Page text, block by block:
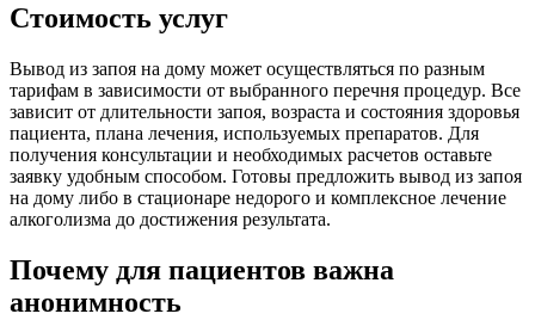
Стоимость услуг
Вывод из запоя на дому может осуществляться по разным
тарифам в зависимости от выбранного перечня процедур. Все
зависит от длительности запоя, возраста и состояния здоровья
пациента, плана лечения, используемых препаратов. Для
получения консультации и необходимых расчетов оставьте
заявку удобным способом. Готовы предложить вывод из запоя
на дому либо в стационаре недорого и комплексное лечение
алкоголизма до достижения результата.
Почему для пациентов важна
анонимность